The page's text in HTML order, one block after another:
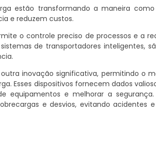
estão transformando a maneira como
e reduzem custos.
o controle preciso de processos e a
de transportadores inteligentes,
inovação significativa, permitindo o
Esses dispositivos fornecem dados
equipamentos e melhorar a segurança.
e desvios, evitando acidentes